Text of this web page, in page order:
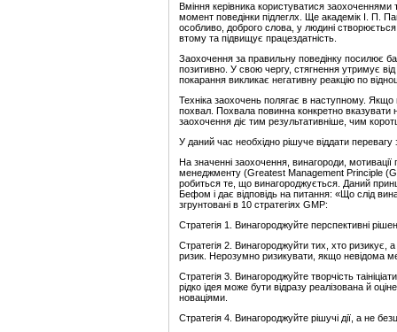
Вміння керівника користуватися
момент поведінки підлеглх. Ще академік І. П.
особливо, доброго слова, у людині
втому та підвищує працездатність.
Заохочення за правильну поведінку посилює
позитивно. У свою чергу, стягнення утримує
покарання викликає негативну реакцію по
Техніка заохочень полягає в наступному.
похвал. Похвала повинна конкретно вказувати
заохочення діє тим результативніше, чим
У даний час необхідно рішуче віддати
На значенні заохочення, винагороди,
менеджменту (Greatest Management Principle
робиться те, що винагороджується. Даний
Бефом і дає відповідь на питання: «Що слід
згрунтовані в 10 стратегіях GMP:
Стратегія 1. Винагороджуйте перспективні
Стратегія 2. Винагороджуйти тих, хто ризикує,
ризик. Нерозумно ризикувати, якщо невідома
Стратегія 3. Винагороджуйте творчість
рідко ідея може бути відразу реалізована й
новаціями.
Стратегія 4. Винагороджуйте рішучі дії, а не